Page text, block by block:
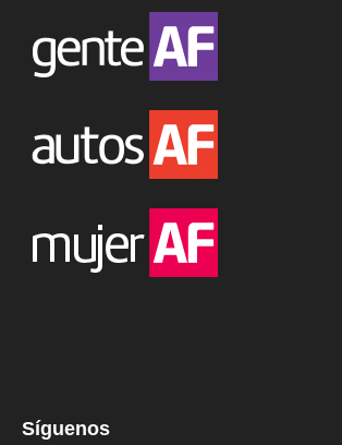
Síguenos